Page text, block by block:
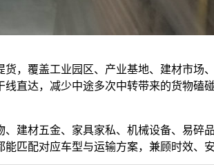
，覆盖工业园区、产业基地、建材市
直达，减少中途多次中转带来的货物
建材五金、家具家私、机械设备、易
匹配对应车型与运输方案，兼顾时效、安